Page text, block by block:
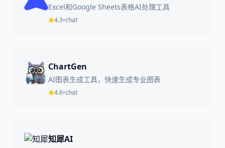
Excel和Google Sheets表格AI处理工具
4.3•chat
ChartGen
AI图表生成工具，快速生成专业图表
4.6•chat
知犀AI